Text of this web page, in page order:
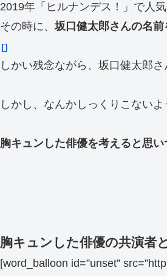
2019年「ヒルナンデス！」で人
その時に、坂口健太郎さんの名
しかい残念ながら、坂口健太郎
しかし、なんかしっくりこないよ
胸キュンした俳優を考えると思
胸キュンした俳優の共演者
[word_balloon id=”unset”